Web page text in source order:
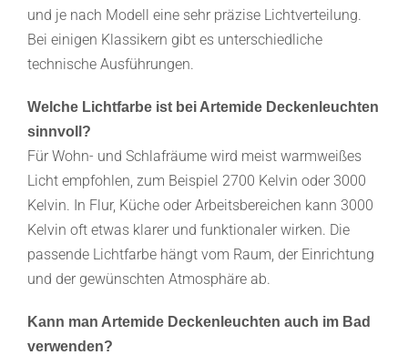
und je nach Modell eine sehr präzise Lichtverteilung.
Bei einigen Klassikern gibt es unterschiedliche
technische Ausführungen.
Welche Lichtfarbe ist bei Artemide Deckenleuchten
sinnvoll?
Für Wohn- und Schlafräume wird meist warmweißes
Licht empfohlen, zum Beispiel 2700 Kelvin oder 3000
Kelvin. In Flur, Küche oder Arbeitsbereichen kann 3000
Kelvin oft etwas klarer und funktionaler wirken. Die
passende Lichtfarbe hängt vom Raum, der Einrichtung
und der gewünschten Atmosphäre ab.
Kann man Artemide Deckenleuchten auch im Bad
verwenden?